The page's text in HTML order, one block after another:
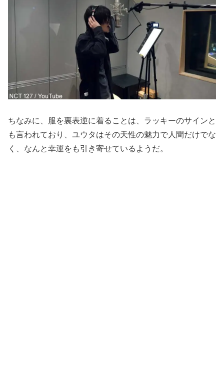
ちなみに、服を裏表逆に着ることは、ラッキーのサインと
も言われており、ユウタはその天性の魅力で人間だけでな
く、なんと幸運をも引き寄せているようだ。